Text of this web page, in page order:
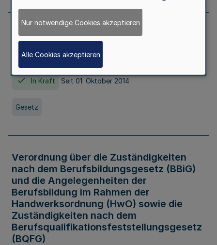
Gesetz über die Hochschulen des Landes
Nordrhein-Westfalen (Hochschulgesetz -
HG)
In Kraft Seit 01. Oktober 2014
Gesetz
Verordnung über die Zuständigkeiten
nach dem Berufsbildungsgesetz (BBiG)
und die Angelegenheiten der
Berufsbildung im Rahmen der
Handwerksordnung (HwO) sowie die
Zuständigkeiten nach dem
Berufsqualifikationsfeststellungsgesetz
(BQFG)
Nur notwendige Cookies akzeptieren
Alle Cookies akzeptieren